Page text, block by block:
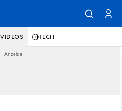
VIDEOS TECH